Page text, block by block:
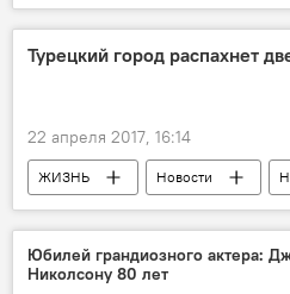
Баку
Руслан Байрамов
Министерство экологии и природных
Турецкий город распахнет
22 апреля 2017, 16:14
ЖИЗНЬ Новости
Россия
Турция
Екатерина Гюндюз
Мехмет
Всемирный конгресс русской прессы
Юбилей грандиозного актера:
Николсону 80 лет